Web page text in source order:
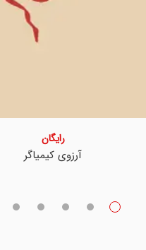
آرزوی کیمیاگر
رایگان